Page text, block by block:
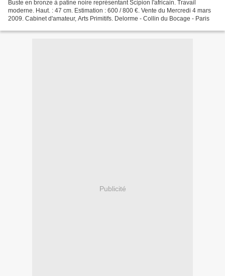
Buste en bronze à patine noire représentant Scipion l'africain. Travail
moderne. Haut. : 47 cm. Estimation : 600 / 800 €. Vente du Mercredi 4 mars
2009. Cabinet d'amateur, Arts Primitifs. Delorme - Collin du Bocage - Paris
Publicité